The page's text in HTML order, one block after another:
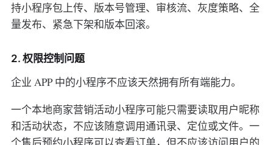
持小程序包上传、版本号管理、审核流、灰度策略、全
量发布、紧急下架和版本回滚。
2. 权限控制问题
企业 APP 中的小程序不应该天然拥有所有端能力。
一个本地商家营销活动小程序可能只需要读取用户昵称
和活动状态，不应该随意调用通讯录、定位或文件。一